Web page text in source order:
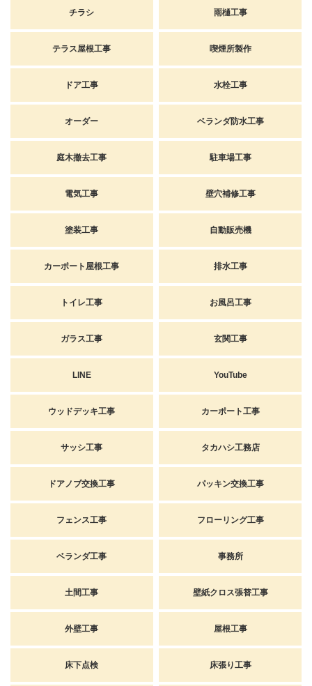
チラシ 雨樋工事
テラス屋根工事 喫煙所製作
ドア工事 水栓工事
オーダー ベランダ防水工事
庭木撤去工事 駐車場工事
電気工事 壁穴補修工事
塗装工事 自動販売機
カーポート屋根工事 排水工事
トイレ工事 お風呂工事
ガラス工事 玄関工事
LINE YouTube
ウッドデッキ工事 カーポート工事
サッシ工事 タカハシ工務店
ドアノブ交換工事 パッキン交換工事
フェンス工事 フローリング工事
ベランダ工事 事務所
土間工事 壁紙クロス張替工事
外壁工事 屋根工事
床下点検 床張り工事